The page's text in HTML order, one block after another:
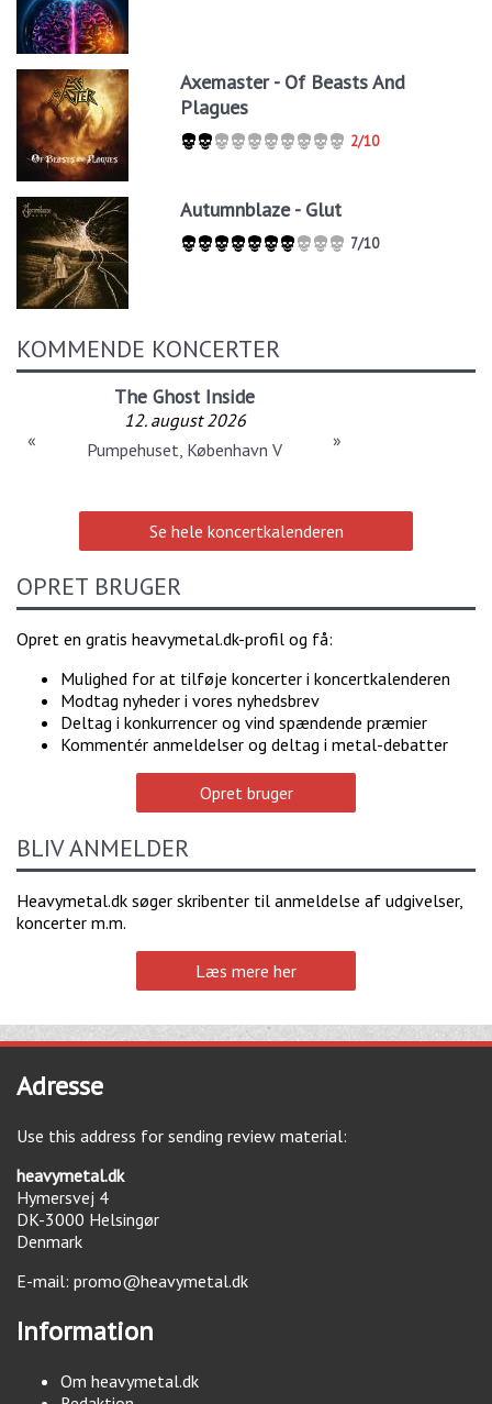
Axemaster - Of Beasts And
Plagues
2/10
Autumnblaze - Glut
7/10
KOMMENDE KONCERTER
The Ghost Inside
12. august 2026
Pumpehuset, København V
« »
Se hele koncertkalenderen
OPRET BRUGER
Opret en gratis heavymetal.dk-profil og få:
Mulighed for at tilføje koncerter i koncertkalenderen
Modtag nyheder i vores nyhedsbrev
Deltag i konkurrencer og vind spændende præmier
Kommentér anmeldelser og deltag i metal-debatter
Opret bruger
BLIV ANMELDER
Heavymetal.dk søger skribenter til anmeldelse af udgivelser,
koncerter m.m.
Læs mere her
Adresse
Use this address for sending review material:
heavymetal.dk
Hymersvej 4
DK-3000 Helsingør
Denmark
E-mail: promo@heavymetal.dk
Information
Om heavymetal.dk